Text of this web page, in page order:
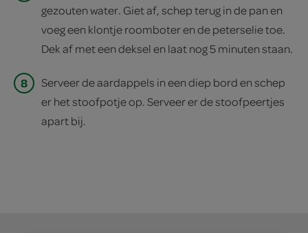
gezouten water. Giet af, schep terug in de pan en
voeg een klontje roomboter en de peterselie toe.
Dek af met een deksel en laat nog 5 minuten staan.
8
Serveer de aardappels in een diep bord en schep
er het stoofpotje op. Serveer er de stoofpeertjes
apart bij.